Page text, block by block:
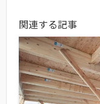
関連する記事